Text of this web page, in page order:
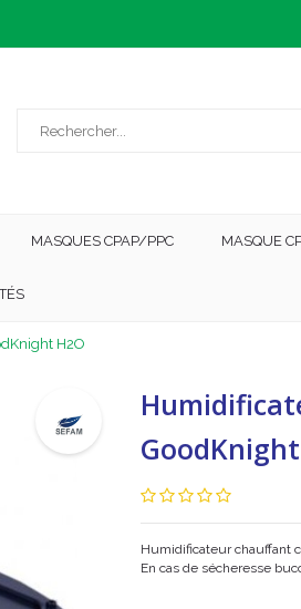
MASQUES CPAP/PPC MASQUE
H2O
Humidificateur chauffant
En cas de sécheresse